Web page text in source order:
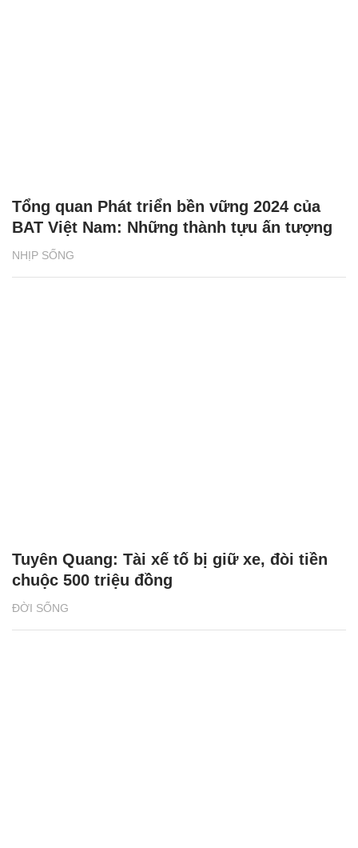
NHỊP SỐNG
Tổng quan Phát triển bền vững 2024 của
BAT Việt Nam: Những thành tựu ấn tượng
ĐỜI SỐNG
Tuyên Quang: Tài xế tố bị giữ xe, đòi tiền
chuộc 500 triệu đồng